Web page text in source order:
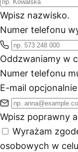
Wpisz nazwisko.
Numer telefonu
Oddzwaniamy w
Numer telefonu
E-mail opcjonalnie
Wpisz poprawny
Wyrażam
osobowych w